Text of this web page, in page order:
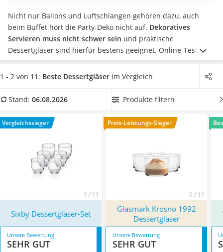
Saug-Wisch-Roboter
Handstaubsauger
Milchaufschäumer
Kondenstrockner
Reiskocher
Heißwasserspender
Ecovacs-Saugroboter
Messerschärfer
Service
Nicht nur Ballons und Luftschlangen gehören dazu, auch
beim Buffet hört die Party-Deko nicht auf. Dekoratives
Servieren muss nicht schwer sein und praktische
Dessertgläser sind hierfür bestens geeignet. Online-Tests
berichten zudem, dass viele der handlichen Gläschen auch
spülmaschinenfest sind. So lässt sich der Einkauf der Gläser
vermeiden.Wählen Sie jetzt aus unserer Produkttabelle
Feiern für das praktische Servieren startklar ausgerüstet zu
sein. Überzeugt hat uns hier im August 2026 besonders das
Sixby Dessertgläser-Set
1 - 2 von 11: Beste Dessertgläser im Vergleich
Stand: 06.08.2026 Produkte filtern
Vergleichssieger
1 / 11
Preis-Leistungs-Sieger
2 / 11
Sixby Dessertgläser-Set
Glasmark Krosno 1992
Dessertgläser
Unsere Bewertung
SEHR GUT
Unsere Bewertung
SEHR GUT